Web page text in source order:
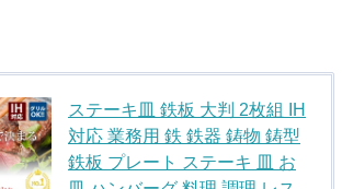
ステーキ皿 鉄板 大判 2枚組 IH
対応 業務用 鉄 鉄器 鋳物 鋳型
鉄板 プレート ステーキ 皿 お